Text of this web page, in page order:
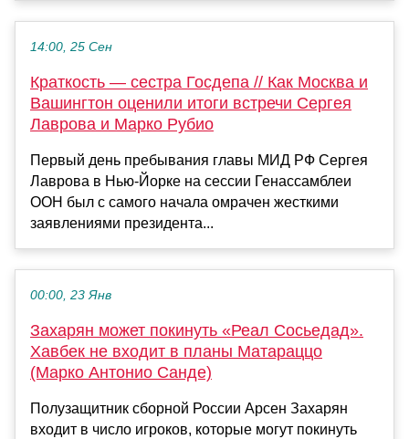
14:00, 25 Сен
Краткость — сестра Госдепа // Как Москва и
Вашингтон оценили итоги встречи Сергея
Лаврова и Марко Рубио
Первый день пребывания главы МИД РФ Сергея
Лаврова в Нью-Йорке на сессии Генассамблеи
ООН был с самого начала омрачен жесткими
заявлениями президента...
00:00, 23 Янв
Захарян может покинуть «Реал Сосьедад».
Хавбек не входит в планы Матараццо
(Марко Антонио Санде)
Полузащитник сборной России Арсен Захарян
входит в число игроков, которые могут покинуть